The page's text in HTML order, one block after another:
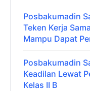
Posbakumadin
Teken Kerja
Mampu Dapat
Posbakumadin
Keadilan Lewat
Kelas II B